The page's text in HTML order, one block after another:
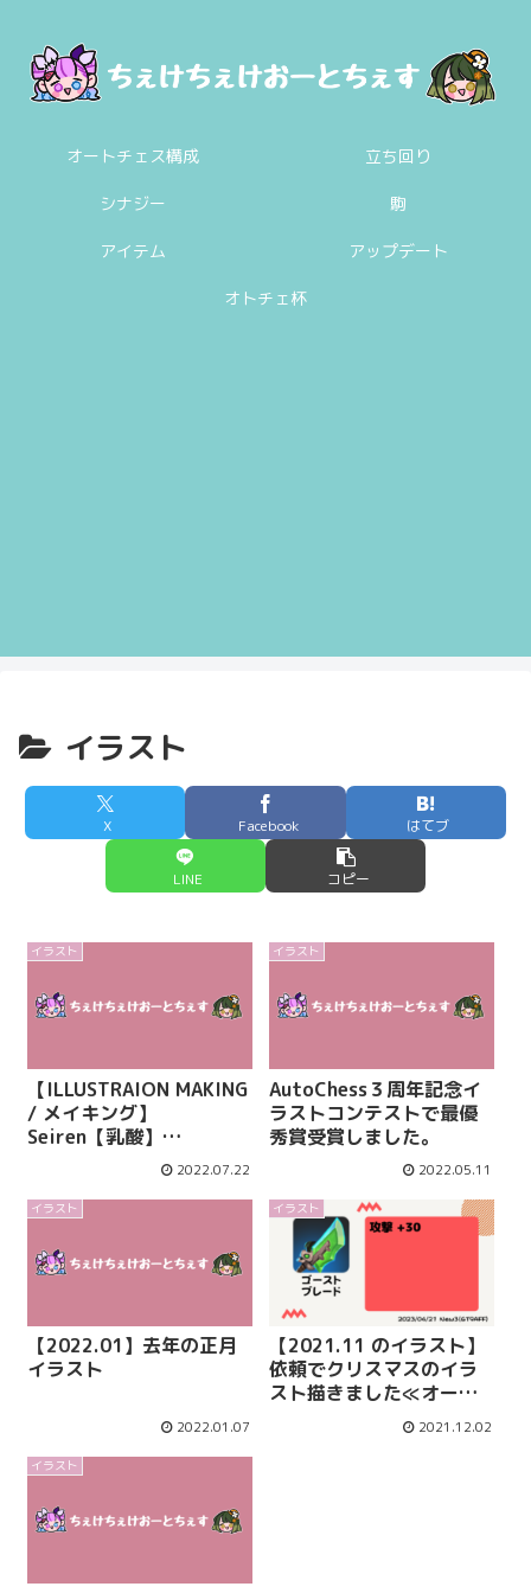
オートチェス構成 立ち回り
シナジー 駒
アイテム アップデート
オトチェ杯
イラスト
X Facebook はてブ
LINE コピー
イラスト
【ILLUSTRAION MAKING
/ メイキング】
Seiren【乳酸】
2022.07.22
イラスト
AutoChess３周年記念イ
ラストコンテストで最優
秀賞受賞しました。
2022.05.11
イラスト
【2022.01】去年の正月
イラスト
2022.01.07
イラスト
【2021.11 のイラスト】
依頼でクリスマスのイラ
スト描きました≪オート
2021.12.02
イラスト